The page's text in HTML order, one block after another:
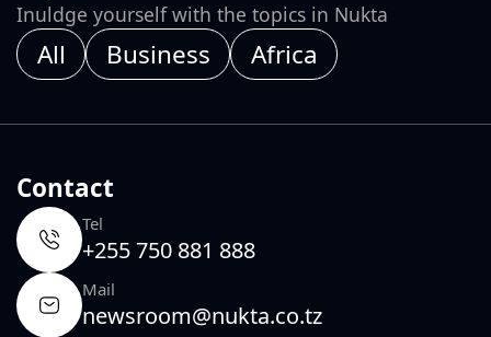
Inuldge yourself with the topics in Nukta
All Business Africa
Contact
Tel
+255 750 881 888
Mail
newsroom@nukta.co.tz